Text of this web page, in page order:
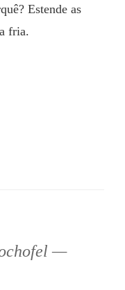
Estende as
fria.